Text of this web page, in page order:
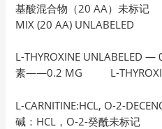
基酸混合物（20 AA）未标记
MIX (20 AA) UNLABELED
L-THYROXINE
素——0.2 MG L-
L-CARNITINE:HCL, O-2-
碱：HCL，O-2-癸酰未标记